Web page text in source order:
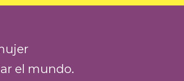
el mundo.